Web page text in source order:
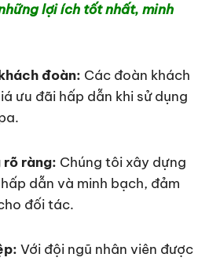
lợi ích tốt nhất, minh
đoàn: Các đoàn khách
ưu đãi hấp dẫn khi sử dụng
rõ ràng: Chúng tôi xây dựng
dẫn và minh bạch, đảm
đối tác.
Với đội ngũ nhân viên được